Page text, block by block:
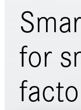
for